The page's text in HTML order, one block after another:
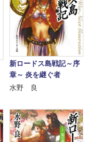
新ロードス島戦記～序
章～ 炎を継ぐ者
水野 良